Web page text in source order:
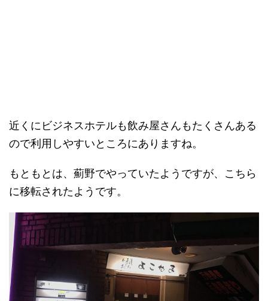
近くにビジネスホテルも飲み屋さんもたくさんある
ので利用しやすいところにありますね。
もともとは、薊野でやっていたようですが、こちら
に移転されたようです。